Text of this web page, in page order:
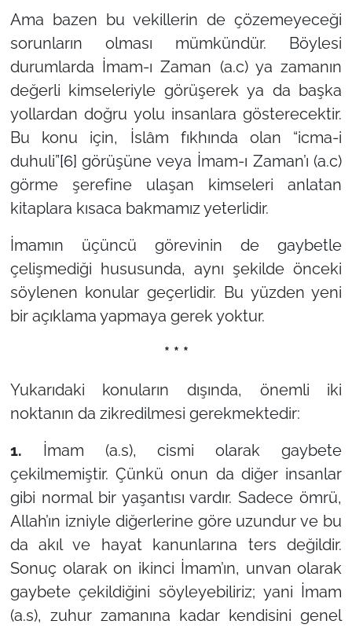
Ama bazen bu vekillerin de çözemeyeceği
sorunların olması mümkündür. Böylesi
durumlarda İmam-ı Zaman (a.c) ya zamanın
değerli kimseleriyle görüşerek ya da başka
yollardan doğru yolu insanlara gösterecektir.
Bu konu için, İslâm fıkhında olan “icma-i
duhuli”[6] görüşüne veya İmam-ı Zaman’ı (a.c)
görme şerefine ulaşan kimseleri anlatan
kitaplara kısaca bakmamız yeterlidir.
İmamın üçüncü görevinin de gaybetle
çelişmediği hususunda, aynı şekilde önceki
söylenen konular geçerlidir. Bu yüzden yeni
bir açıklama yapmaya gerek yoktur.
* * *
Yukarıdaki konuların dışında, önemli iki
noktanın da zikredilmesi gerekmektedir:
1. İmam (a.s), cismi olarak gaybete
çekilmemiştir. Çünkü onun da diğer insanlar
gibi normal bir yaşantısı vardır. Sadece ömrü,
Allah’ın izniyle diğerlerine göre uzundur ve bu
da akıl ve hayat kanunlarına ters değildir.
Sonuç olarak on ikinci İmam’ın, unvan olarak
gaybete çekildiğini söyleyebiliriz; yani İmam
(a.s), zuhur zamanına kadar kendisini genel